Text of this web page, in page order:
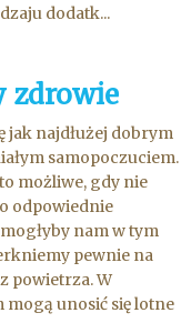
dodatk...
zdrowie
jak najdłużej dobrym
samopoczuciem.
możliwe, gdy nie
odpowiednie
nam w tym
pewnie na
powietrza. W
unosić się lotne